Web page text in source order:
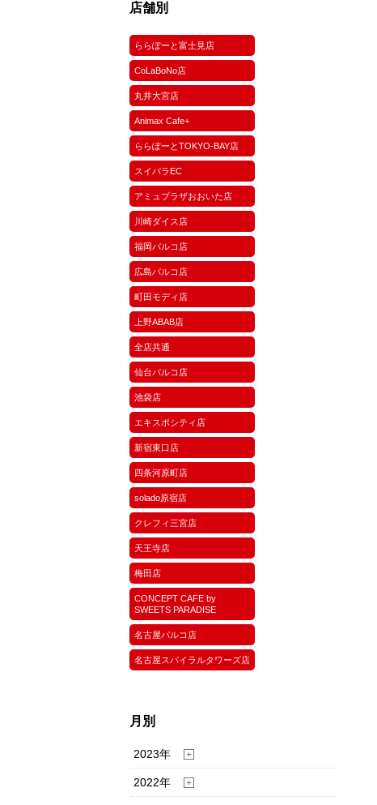
店舗別
ららぽーと富士見店
CoLaBoNo店
丸井大宮店
Animax Cafe+
ららぽーとTOKYO-BAY店
スイパラEC
アミュプラザおおいた店
川崎ダイス店
福岡パルコ店
広島パルコ店
町田モディ店
上野ABAB店
全店共通
仙台パルコ店
池袋店
エキスポシティ店
新宿東口店
四条河原町店
solado原宿店
クレフィ三宮店
天王寺店
梅田店
CONCEPT CAFE by
SWEETS PARADISE
名古屋パルコ店
名古屋スパイラルタワーズ店
月別
2023年
2022年